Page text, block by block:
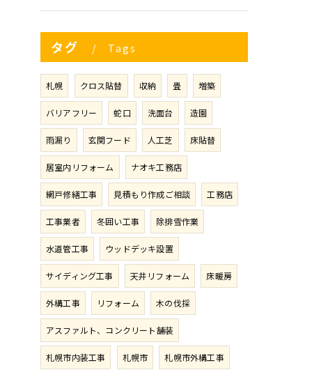
タグ Tags
札幌 クロス貼替 収納 畳 増築
バリアフリー 蛇口 洗面台 造園
雨漏り 玄関フード 人工芝 床貼替
居室内リフォーム ナオキ工務店
網戸修繕工事 見積もり作成ご相談 工務店
工事業者 冬囲い工事 除排雪作業
水道管工事 ウッドデッキ設置
サイディング工事 天井リフォーム 床暖房
外構工事 リフォーム 木の伐採
アスファルト、コンクリート舗装
札幌市内装工事 札幌市 札幌市外構工事